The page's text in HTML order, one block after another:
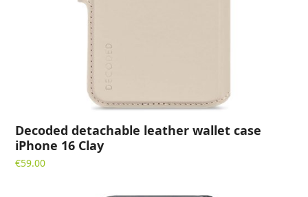
Decoded detachable leather wallet case
iPhone 16 Clay
€59.00